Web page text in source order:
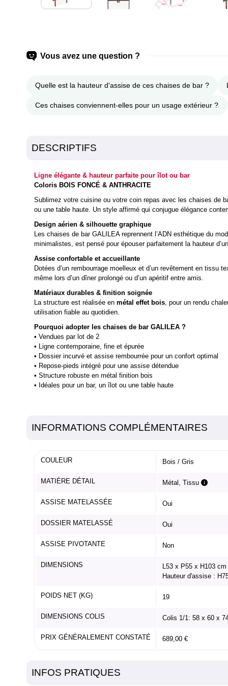
Vous avez une question ?
Quelle est la hauteur d'assise de ces chaises de bar ?
Ces chaises conviennent-elles pour un usage extérieur ?
DESCRIPTIFS
Ligne élégante & hauteur parfaite pour îlot ou bar
Coloris BOIS FONCÉ & ANTHRACITE
Sublimez votre cuisine ou votre coin repas avec les chaises de
ou une table haute. Un style affirmé qui conjugue élégance
Design aérien & silhouette graphique
Les chaises de bar GALILEA reprennent l’ADN esthétique du
minimalistes, est pensé pour épouser parfaitement la hauteur
Assise confortable et accueillante
Dotées d’un rembourrage moelleux et d’un revêtement en
même lors d’un dîner prolongé ou d’un apéritif entre amis.
Matériaux durables & finition soignée
La structure est réalisée en métal effet bois , pour un rendu
utilisation fiable au quotidien.
Pourquoi adopter les chaises de bar GALILEA ?
• Vendues par lot de 2
• Ligne contemporaine, fine et épurée
• Dossier incurvé et assise rembourrée pour un confort optimal
• Repose-pieds intégré pour une assise détendue
• Structure robuste en métal finition bois
• Idéales pour un bar, un îlot ou une table haute
INFORMATIONS COMPLÉMENTAIRES
COULEUR Bois / Gris
MATIÈRE DÉTAIL Métal, Tissu
ASSISE MATELASSÉE Oui
DOSSIER MATELASSÉ Oui
ASSISE PIVOTANTE Non
DIMENSIONS
L53 x P55 x H103 cm
Hauteur d'assise :
POIDS NET (KG) 19
DIMENSIONS COLIS Colis 1/1: 58 x 60 x
PRIX GÉNÉRALEMENT CONSTATÉ 689,00 €
INFOS PRATIQUES